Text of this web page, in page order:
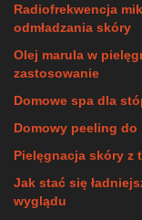
Radiofrekwencja
odmładzania skóry
Olej marula w
zastosowanie
Domowe spa dla
Domowy peeling
Pielęgnacja skóry z
Jak stać się
wyglądu